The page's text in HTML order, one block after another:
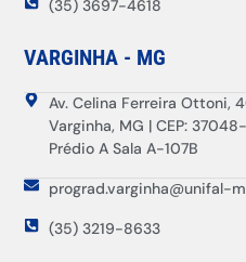
(35) 3697-4618
VARGINHA - MG
Av. Celina Ferreira Ottoni,
Varginha, MG | CEP:
Prédio A Sala A-107B
prograd.varginha@unifal-
(35) 3219-8633